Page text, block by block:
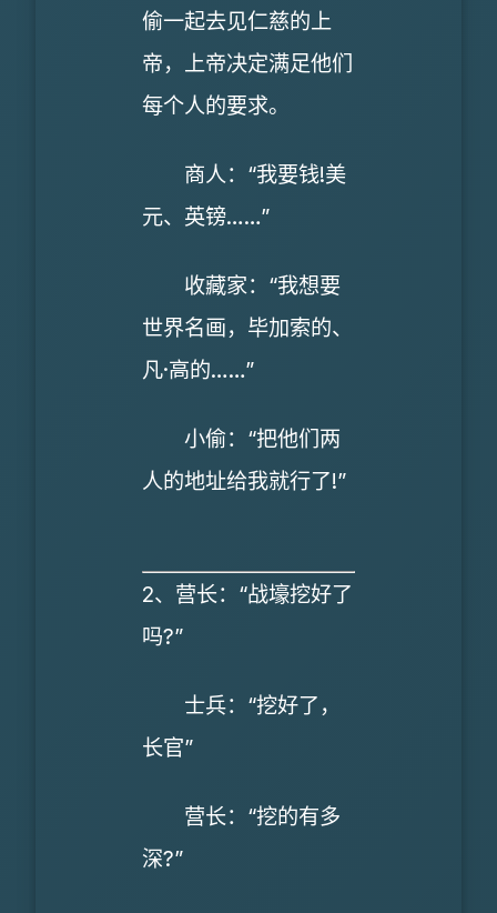
偷一起去见仁慈的上
帝，上帝决定满足他们
每个人的要求。
商人：“我要钱!美
元、英镑……”
收藏家：“我想要
世界名画，毕加索的、
凡·高的……”
小偷：“把他们两
人的地址给我就行了!”
2、营长：“战壕挖好了
吗?”
士兵：“挖好了，
长官”
营长：“挖的有多
深?”